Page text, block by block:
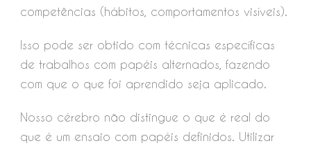
competências (hábitos, comportamentos visíveis).
Isso pode ser obtido com técnicas específicas
de trabalhos com papéis alternados, fazendo
com que o que foi aprendido seja aplicado.
Nosso cérebro não distingue o que é real do
que é um ensaio com papéis definidos. Utilizar